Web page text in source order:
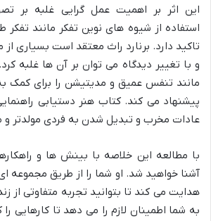
این اثر بر اهمیت عمل گرایی غلبه بر
استفاده از شیوه های نوین تفکر مانند تفکر
تاکید دارد. برنارد راث معتقد است بسیاری از
و با تغییر دیدگاه می توان بر آن ها غلبه
مانند تنفس عمیق و مدیتیشن را برای کمک
پیشنهاد می کند. کتاب هنر دستیابی
عادات مخرب و تبدیل شدن به فردی مولدتر
با مطالعه این خلاصه با بینش ها و
آشنا خواهید شد. او شما را از طریق مجموعه
هدایت می کند تا بتوانید تجربه متفاوتی از
به شما اطمینان لازم را می دهد تا کارهایی